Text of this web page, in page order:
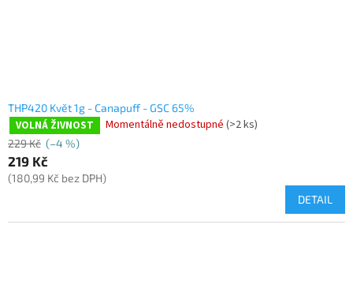
THP420 Květ 1g - Canapuff - GSC 65%
VOLNÁ ŽIVNOST Momentálně nedostupné (>2 ks)
229 Kč (–4 %)
219 Kč
(180,99 Kč bez DPH)
DETAIL